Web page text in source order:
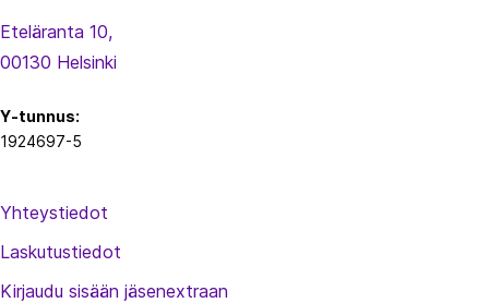
u
s
Eteläranta 10,
00130 Helsinki
Y-tunnus:
1924697-5
Yhteystiedot
Laskutustiedot
Kirjaudu sisään jäsenextraan